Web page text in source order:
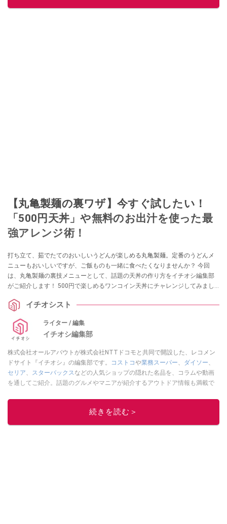
【丸亀製麺の裏ワザ】今すぐ試したい！
「500円天丼」や無料のお出汁を使った最
強アレンジ術！
打ち立て、茹でたてのおいしいうどんが楽しめる丸亀製麺。定番のうどんメ
ニューもおいしいですが、ご飯ものも一緒に食べたくなりませんか？ 今回
は、丸亀製麺の裏技メニューとして、話題の天丼の作り方をイチオシ編集部
がご紹介します！ 500円で楽しめるワンコイン天丼にチャレンジしてみまし
でのお食事の際はぜひ参考にしてみてください。
イチオシスト
ライター / 編集
イチオシ編集部
株式会社オールアバウトが株式会社NTTドコモと共同で開設した、レコメン
ドサイト『イチオシ』の編集部です。
コストコや業務スーパー ダイソー
セリア
スターバックス などの人気ショップの隠れた名品を、コラムや動画
を通してご紹介。話題のグルメやマニアが紹介するアウトドア情報も満載で
レビューしています。毎日トレンド情報をお届けしているので、ぜひ
してください！続きを読む＞